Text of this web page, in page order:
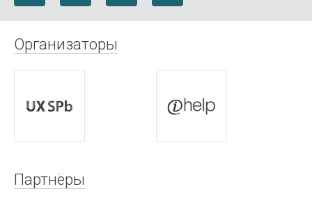
Организаторы
Партнёры